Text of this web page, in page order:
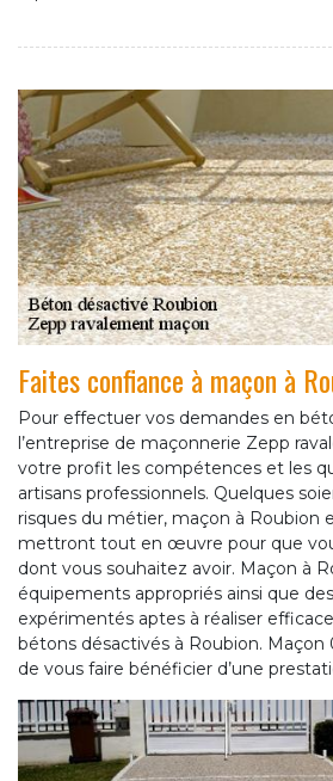
Faites confiance à maçon à
Pour effectuer vos demandes en
l’entreprise de maçonnerie Zepp
votre profit les compétences et les
artisans professionnels. Quelques
risques du métier, maçon à Roubion
mettront tout en œuvre pour que
dont vous souhaitez avoir. Maçon à
équipements appropriés ainsi que
expérimentés aptes à réaliser
bétons désactivés à Roubion. Maçon
de vous faire bénéficier d’une